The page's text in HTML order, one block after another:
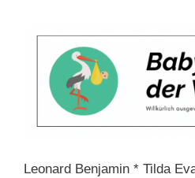
Leonard Benjamin * Tilda